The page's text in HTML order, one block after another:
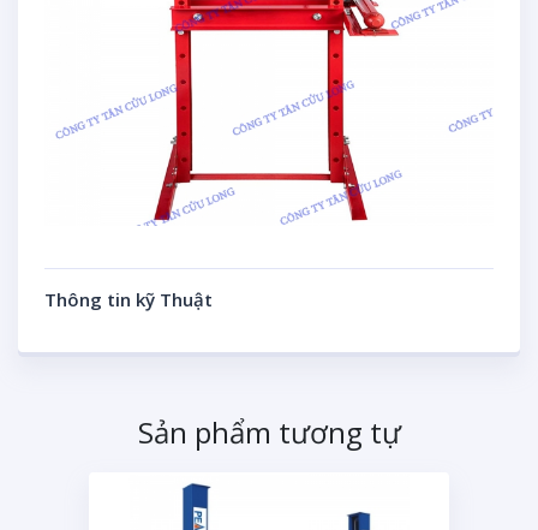
Thông tin kỹ Thuật
Sản phẩm tương tự